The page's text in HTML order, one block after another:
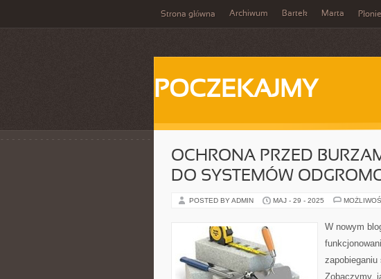
Strona główna Archiwum Bartek Marta Płonie
POCZEKAJMY
OCHRONA PRZED
DO SYSTEMÓW
POSTED BY ADMIN MAJ - 29 - 2025
W nowym
Zobaczymy,